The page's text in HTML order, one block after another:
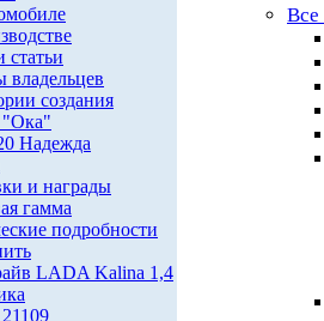
статьи
владельцев
создания
"Ока"
Надежда
и награды
гамма
подробности
LADA Kalina 1,4
Все